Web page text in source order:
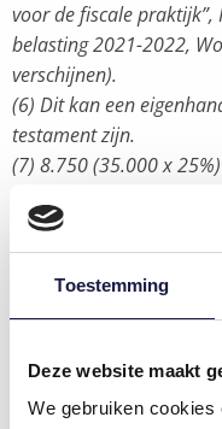
Toestemming
Deze website maakt
We gebruiken
voor de fiscale
belasting 2021-2022,
verschijnen).
(6) Dit kan een
testament zijn.
(7) 8.750 (35.000 x
(8) 258.250 x (100.000/
(9) 258.250 x (400.000/
(10) 15.000 x (25% –
(11) In principe is op de
vriendenerfenis is om
belasten, waardoor